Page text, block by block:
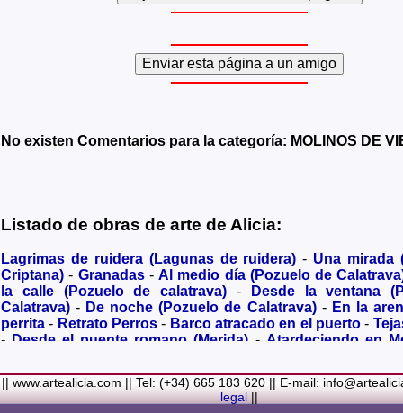
No existen Comentarios para la categoría: MOLINOS DE
Listado de obras de arte de Alicia:
Lagrimas de ruidera (Lagunas de ruidera) - Una mirada
Criptana) - Granadas-Al medio día (Pozuelo de
la calle (Pozuelo de calatrava) -
Desde la ventana
Calatrava) - De noche (Pozuelo de Calatrava)- En la
perrita - Retrato Perros - Barco atracado en el puerto -
- Desde el puente romano (Merida) - Atardeciendo en
(Bolaños de Calatrava)-Membrillos madurando al sol-
costa-A dormir (Cuadro infantil)-En flor-Ramo de
Familiar-La fuente (La Alhambra de Granada)-Acuarela
|| www.artealicia.com || Tel: (+34) 665 183 620 || E-mail:
legal||